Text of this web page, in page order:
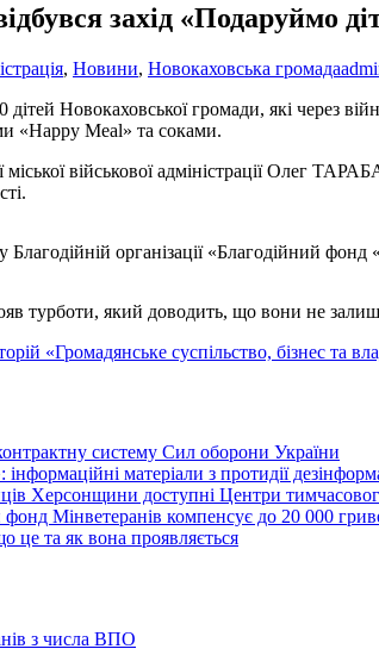
захід «Подаруймо
, Новини, Новокаховська громада
Новокаховської громади, які через
«Happy Meal» та соками.
військової адміністрації Олег
організації «Благодійний
турботи, який доводить, що вони не
«Громадянське суспільство, бізнес та
систему Сил оборони України
матеріали з протидії
Херсонщини доступні Центри
Мінветеранів компенсує до 20 000
це та як вона проявляється
з числа ВПО